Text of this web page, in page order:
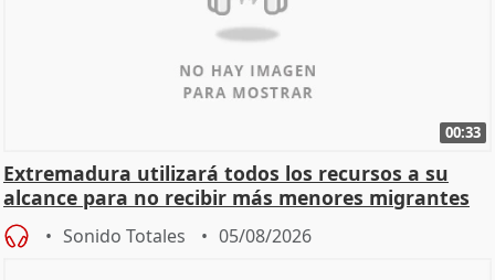
00:33
Extremadura utilizará todos los recursos a su
alcance para no recibir más menores migrantes
Sonido Totales 05/08/2026